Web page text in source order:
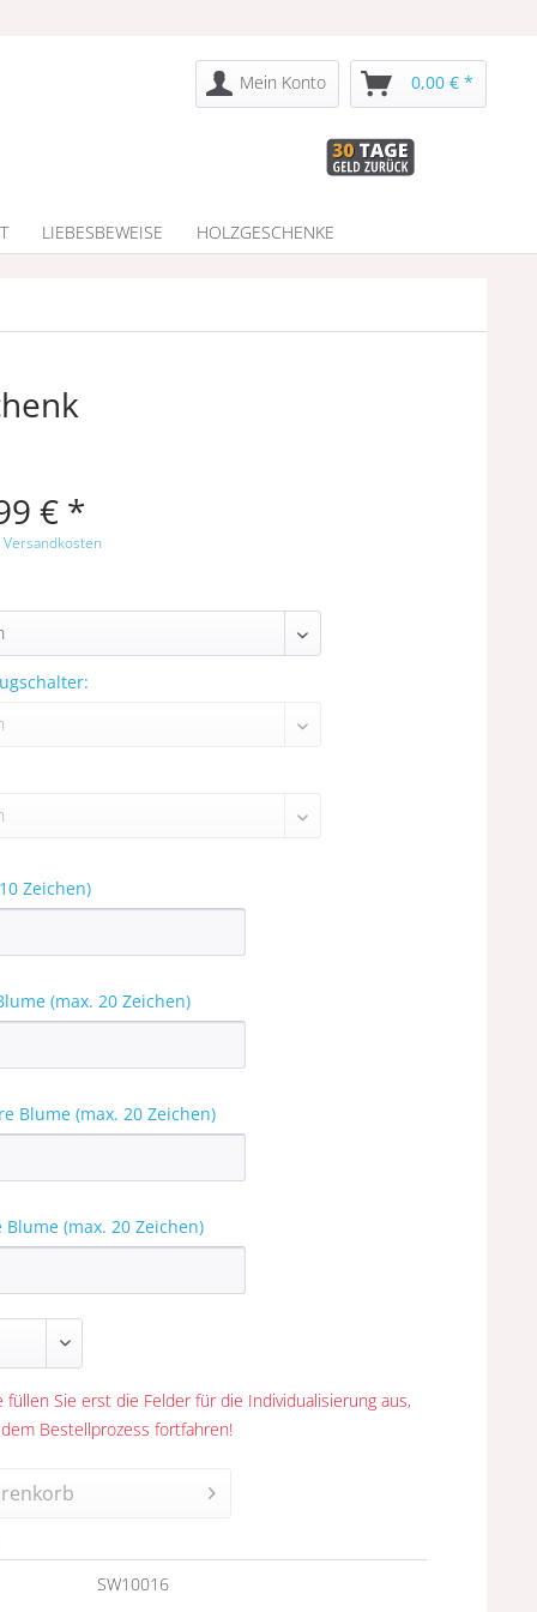
Mein Konto 0,00 € *
LIEBESBEWEISE HOLZGESCHENKE
€ *
Versandkosten
Zeichen)
(max. 20 Zeichen)
Blume (max. 20 Zeichen)
(max. 20 Zeichen)
füllen Sie erst die Felder für die Individualisierung aus,
Bestellprozess fortfahren!
SW10016